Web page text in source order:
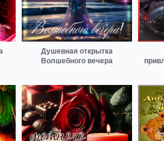
Душевная открытка
Волшебного вечера